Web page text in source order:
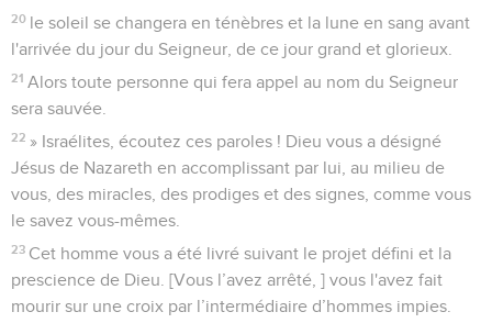
20 le soleil se changera en ténèbres et la lune en sang avant
l'arrivée du jour du Seigneur, de ce jour grand et glorieux.
21 Alors toute personne qui fera appel au nom du Seigneur
sera sauvée.
22 » Israélites, écoutez ces paroles ! Dieu vous a désigné
Jésus de Nazareth en accomplissant par lui, au milieu de
vous, des miracles, des prodiges et des signes, comme vous
le savez vous-mêmes.
23 Cet homme vous a été livré suivant le projet défini et la
prescience de Dieu. [Vous l’avez arrêté, ] vous l'avez fait
mourir sur une croix par l’intermédiaire d’hommes impies.